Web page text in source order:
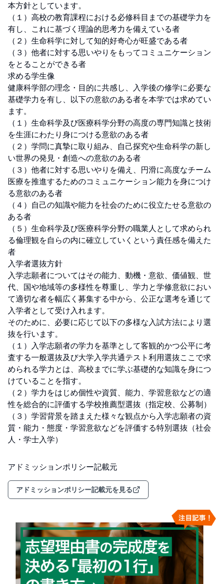
本方針としています。
（１）高校の教育課程における必修科目までの基礎学力を
有し、これに基づく理論的思考力を備えている者
（２）生命科学に対して知的好奇心が旺盛である者
（３）他者に対する思いやりをもってコミュニケーション
をとることができる者
求める学生像
健康科学部の理念・目的に共感し、入学後の修学に必要な
基礎学力を有し、以下の意欲のある者を本学では求めてい
ます。
（１）生命科学及び医療科学分野の高度の専門知識と技術
を生涯にわたり身につける意欲のある者
（２）学問に真摯に取り組み、自己探究や生命科学の新し
い世界の発見・創造への意欲のある者
（３）他者に対する思いやりを備え、円滑に高度なチーム
医療を推進するためのコミュニケーション能力を身につけ
る意欲のある者
（４）自己の知識や能力を社会のために役立たせる意欲の
ある者
（５）生命科学及び医療科学分野の職業人として求められ
る倫理観を自らの内に確立していくという責任感を備えた
者
入学者選抜方針
入学志願者についてはその能力、動機・意欲、価値観、世
代、国や地域等の多様性を尊重し、学力と学修意欲におい
て適切な者を幅広く募集する中から、公正な選考を通じて
入学者として受け入れます。
そのために、必要に応じて以下の多様な入試方法により選
抜を行います。
（１）入学志願者の学力を基準として客観的かつ公平に考
査する一般選抜及び大学入学共通テスト利用選抜ここで求
められる学力とは、高校までに学ぶ基礎的な知識を身につ
けていることを指す。
（２）学力をはじめ個性や資質、能力、学習意欲などの適
性を総合的に評価する学校推薦型選抜（指定校、公募制）
（３）学習背景を踏まえた様々な観点から入学志願者の資
質・能力・態度・学習意欲などを評価する特別選抜（社会
人・学士入学）
アドミッションポリシー記載元
アドミッションポリシー記載元を見る